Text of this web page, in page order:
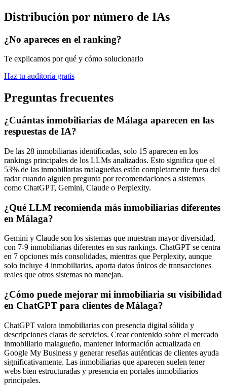
Distribución por número de IAs
¿No apareces en el ranking?
Te explicamos por qué y cómo solucionarlo
Haz tu auditoría gratis
Preguntas frecuentes
¿Cuántas inmobiliarias de Málaga aparecen en las
respuestas de IA?
De las 28 inmobiliarias identificadas, solo 15 aparecen en los
rankings principales de los LLMs analizados. Esto significa que el
53% de las inmobiliarias malagueñas están completamente fuera del
radar cuando alguien pregunta por recomendaciones a sistemas
como ChatGPT, Gemini, Claude o Perplexity.
¿Qué LLM recomienda más inmobiliarias diferentes
en Málaga?
Gemini y Claude son los sistemas que muestran mayor diversidad,
con 7-9 inmobiliarias diferentes en sus rankings. ChatGPT se centra
en 7 opciones más consolidadas, mientras que Perplexity, aunque
solo incluye 4 inmobiliarias, aporta datos únicos de transacciones
reales que otros sistemas no manejan.
¿Cómo puede mejorar mi inmobiliaria su visibilidad
en ChatGPT para clientes de Málaga?
ChatGPT valora inmobiliarias con presencia digital sólida y
descripciones claras de servicios. Crear contenido sobre el mercado
inmobiliario malagueño, mantener información actualizada en
Google My Business y generar reseñas auténticas de clientes ayuda
significativamente. Las inmobiliarias que aparecen suelen tener
webs bien estructuradas y presencia en portales inmobiliarios
principales.